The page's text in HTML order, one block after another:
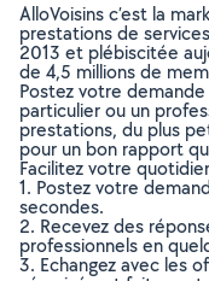
AlloVoisins c’est la
prestations de
2013 et plébiscitée
de 4,5 millions de
Postez votre
particulier ou un
prestations, du plus
pour un bon rapport
Facilitez votre
1. Postez votre
secondes.
2. Recevez des
professionnels en
3. Echangez avec les